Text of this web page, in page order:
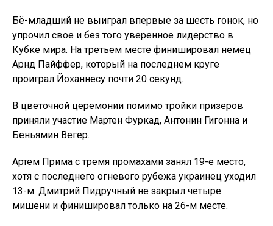
Бё-младший не выиграл впервые за шесть гонок, но
упрочил свое и без того уверенное лидерство в
Кубке мира. На третьем месте финишировал немец
Арнд Пайффер, который на последнем круге
проиграл Йоханнесу почти 20 секунд.
В цветочной церемонии помимо тройки призеров
приняли участие Мартен Фуркад, Антонин Гигонна и
Беньямин Вегер.
Артем Прима с тремя промахами занял 19-е место,
хотя с последнего огневого рубежа украинец уходил
13-м. Дмитрий Пидручный не закрыл четыре
мишени и финишировал только на 26-м месте.